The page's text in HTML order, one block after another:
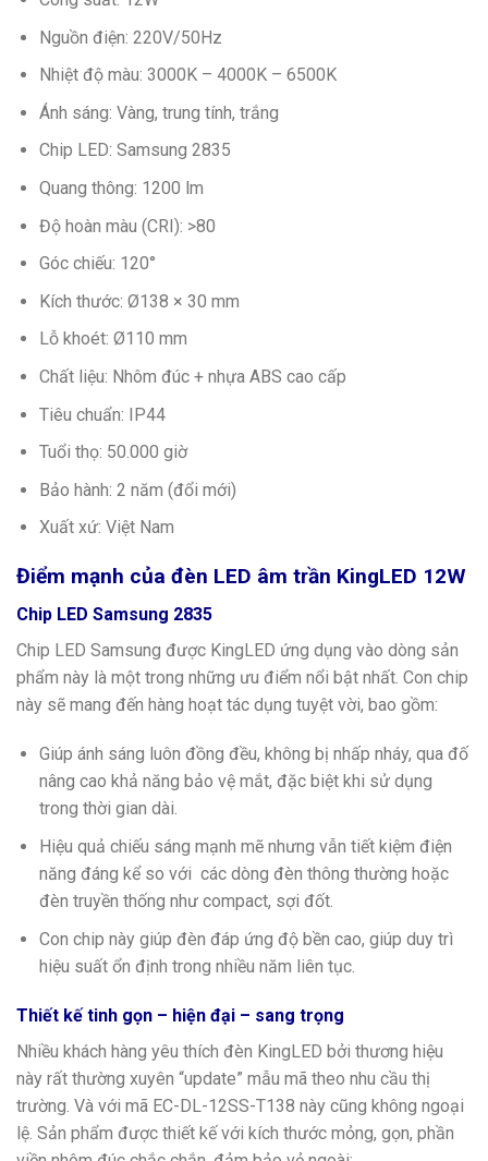
Nguồn điện: 220V/50Hz
Nhiệt độ màu: 3000K – 4000K – 6500K
Ánh sáng: Vàng, trung tính, trắng
Chip LED: Samsung 2835
Quang thông: 1200 lm
Độ hoàn màu (CRI): >80
Góc chiếu: 120°
Kích thước: Ø138 × 30 mm
Lỗ khoét: Ø110 mm
Chất liệu: Nhôm đúc + nhựa ABS cao cấp
Tiêu chuẩn: IP44
Tuổi thọ: 50.000 giờ
Bảo hành: 2 năm (đổi mới)
Xuất xứ: Việt Nam
Điểm mạnh của đèn LED âm trần KingLED 12W
Chip LED Samsung 2835
Chip LED Samsung được KingLED ứng dụng vào dòng sản
phẩm này là một trong những ưu điểm nổi bật nhất. Con chip
này sẽ mang đến hàng hoạt tác dụng tuyệt vời, bao gồm:
Giúp ánh sáng luôn đồng đều, không bị nhấp nháy, qua đố
nâng cao khả năng bảo vệ mắt, đặc biệt khi sử dụng
trong thời gian dài.
Hiệu quả chiếu sáng mạnh mẽ nhưng vẫn tiết kiệm điện
năng đáng kể so với các dòng đèn thông thường hoặc
đèn truyền thống như compact, sợi đốt.
Con chip này giúp đèn đáp ứng độ bền cao, giúp duy trì
hiệu suất ổn định trong nhiều năm liên tục.
Thiết kế tinh gọn – hiện đại – sang trọng
Nhiều khách hàng yêu thích đèn KingLED bởi thương hiệu
này rất thường xuyên “update” mẫu mã theo nhu cầu thị
trường. Và với mã EC-DL-12SS-T138 này cũng không ngoại
lệ. Sản phẩm được thiết kế với kích thước mỏng, gọn, phần